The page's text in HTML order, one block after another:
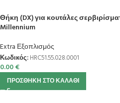
Θήκη (DX) για κουτάλες
Millennium
Extra Εξοπλισμός
Κωδικός: HRC51.55.028.0001
0.00€
ΠΡΟΣΘΉΚΗ ΣΤΟ ΚΑΛΆΘΙ